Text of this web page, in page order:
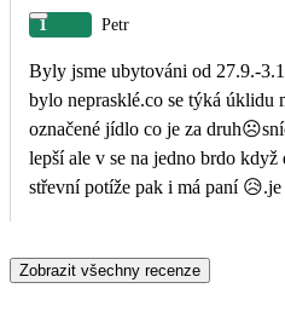
1 Petr
Byly jsme ubytováni od 27.9.-
bylo neprasklé.co se týká úklidu
označené jídlo co je za druh☹️snídaně tragická jeden druh pečiva žádné míchaná vajíčka párky jeden
lepší ale v se na jedno brdo
střevní potíže pak i má paní
Zobrazit všechny recenze